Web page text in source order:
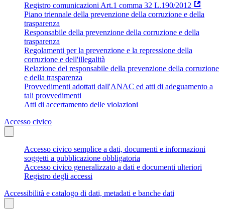
Registro comunicazioni Art.1 comma 32 L.190/2012
Piano triennale della prevenzione della corruzione e della
trasparenza
Responsabile della prevenzione della corruzione e della
trasparenza
Regolamenti per la prevenzione e la repressione della
corruzione e dell'illegalità
Relazione del responsabile della prevenzione della corruzione
e della trasparenza
Provvedimenti adottati dall'ANAC ed atti di adeguamento a
tali provvedimenti
Atti di accertamento delle violazioni
Accesso civico
Accesso civico semplice a dati, documenti e informazioni
soggetti a pubblicazione obbligatoria
Accesso civico generalizzato a dati e documenti ulteriori
Registro degli accessi
Accessibilità e catalogo di dati, metadati e banche dati